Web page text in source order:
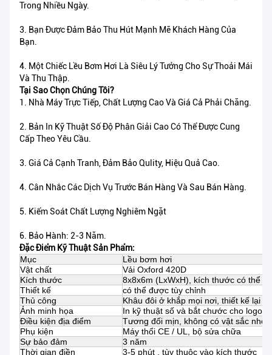
Trong Nhiều Ngày.
3. Bạn Được Đảm Bảo Thu Hút Mạnh Mẽ Khách Hàng Của
Bạn.
4. Một Chiếc Lều Bơm Hơi Là Siêu Lý Tưởng Cho Sự Thoải Mái
Và Thu Thập.
Tại Sao Chọn Chúng Tôi?
1. Nhà Máy Trực Tiếp, Chất Lượng Cao Và Giá Cả Phải Chăng.
2. Bản In Kỹ Thuật Số Độ Phân Giải Cao Có Thể Được Cung
Cấp Theo Yêu Cầu.
3. Giá Cả Cạnh Tranh, Đảm Bảo Qulity, Hiệu Quả Cao.
4. Cân Nhắc Các Dịch Vụ Trước Bán Hàng Và Sau Bán Hàng.
5. Kiểm Soát Chất Lượng Nghiêm Ngặt
6. Bảo Hành: 2-3 Năm.
Đặc Điểm Kỹ Thuật Sản Phẩm:
Mục
Lều bơm hơi
Vật chất
Vải Oxford 420D
Kích thước
8x8x6m (LxWxH), kích thước có thể
Thiết kế
có thể được tùy chỉnh
Thủ công
Khâu đôi ở khắp mọi nơi, thiết kế lại ở
Ảnh minh họa
In kỹ thuật số và bắt chước cho logo,
Điều kiện địa điểm
Tương đối mịn, không có vật sắc nhọn
Phụ kiện
Máy thổi CE / UL, bộ sửa chữa
Sự bảo đảm
3 năm
Thời gian điền
3-5 phút , tùy thuộc vào kích thước